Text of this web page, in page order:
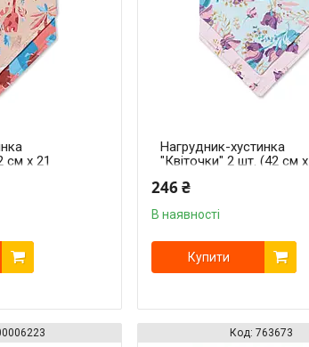
см x 21
Нагрудник-хустинка
"Квіточки" 2 шт. (42 см x
246 ₴
В наявності
Купити
763673